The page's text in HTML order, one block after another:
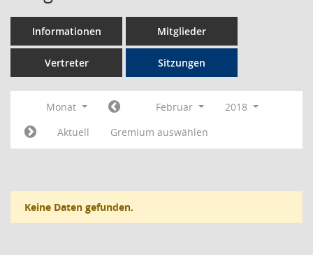
Informationen Mitglieder
Vertreter Sitzungen
Monat Februar
2018
Aktuell
Gremium auswählen
Keine Daten gefunden.